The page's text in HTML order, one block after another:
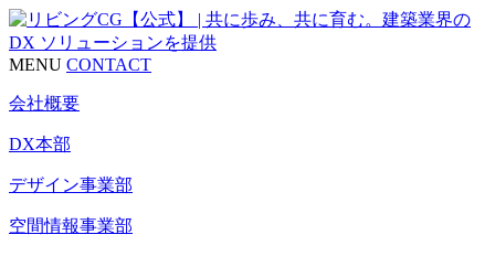
MENU CONTACT
会社概要
DX本部
デザイン事業部
空間情報事業部